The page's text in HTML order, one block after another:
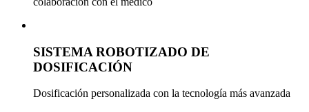
SISTEMA ROBOTIZADO DE
DOSIFICACIÓN
Dosificación personalizada con la tecnología más avanzada